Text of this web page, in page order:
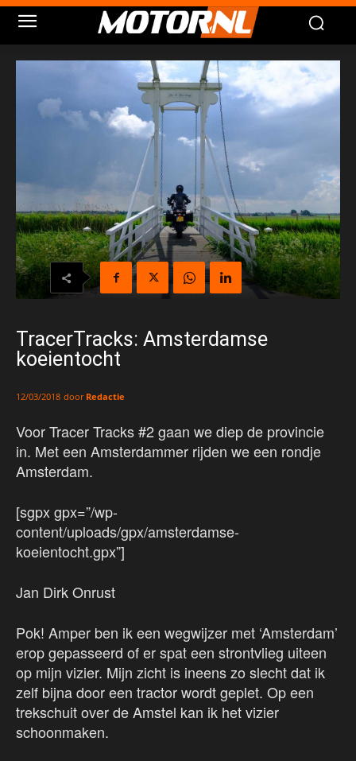
TracerTracks: Amsterdamse
koeientocht
12/03/2018 door Redactie
Voor Tracer Tracks #2 gaan we diep de provincie
in. Met een Amsterdammer rijden we een rondje
Amsterdam.
[sgpx gpx=”/wp-
content/uploads/gpx/amsterdamse-
koeientocht.gpx”]
Jan Dirk Onrust
Pok! Amper ben ik een wegwijzer met ‘Amsterdam’
erop gepasseerd of er spat een strontvlieg uiteen
op mijn vizier. Mijn zicht is ineens zo slecht dat ik
zelf bijna door een tractor wordt geplet. Op een
trekschuit over de Amstel kan ik het vizier
schoonmaken.